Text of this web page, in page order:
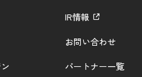
IR情報
お問い合わせ
パートナー一覧